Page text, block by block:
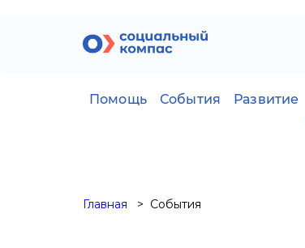
Помощь События Развитие
Главная События